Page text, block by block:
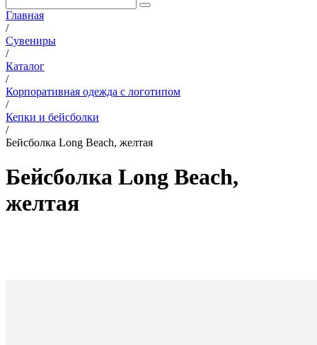
Главная
/
Сувениры
/
Каталог
/
Корпоративная одежда с логотипом
/
Кепки и бейсболки
/
Бейсболка Long Beach, желтая
Бейсболка Long Beach,
желтая